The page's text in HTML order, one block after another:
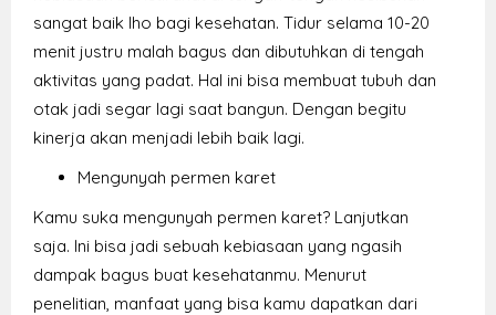
sangat baik lho bagi kesehatan. Tidur selama 10-20
menit justru malah bagus dan dibutuhkan di tengah
aktivitas yang padat. Hal ini bisa membuat tubuh dan
otak jadi segar lagi saat bangun. Dengan begitu
kinerja akan menjadi lebih baik lagi.
Mengunyah permen karet
Kamu suka mengunyah permen karet? Lanjutkan
saja. Ini bisa jadi sebuah kebiasaan yang ngasih
dampak bagus buat kesehatanmu. Menurut
penelitian, manfaat yang bisa kamu dapatkan dari